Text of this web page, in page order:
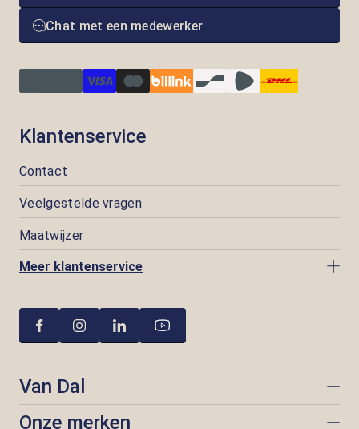
Chat met een medewerker
Klantenservice
Contact
Veelgestelde vragen
Maatwijzer
Meer klantenservice
Van Dal
Onze merken